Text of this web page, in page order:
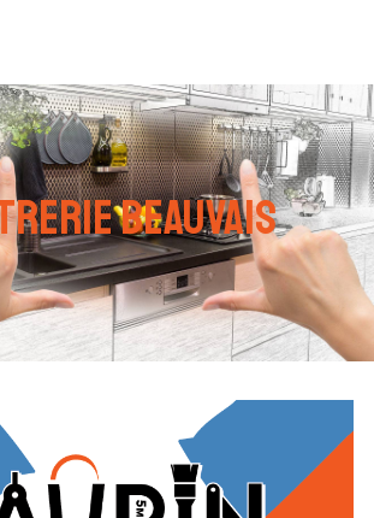
Beauvais
des cookies